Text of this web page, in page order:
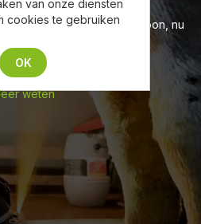
met ons op via mail, telefoon, nu
van onze diensten
cookies te gebruiken
OK
weten